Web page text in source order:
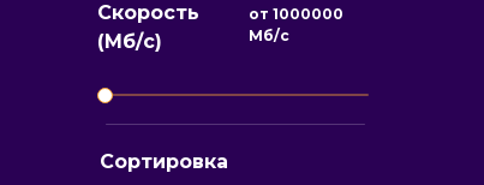
Скорость
(Мб/с)
от1000000
Мб/с
Сортировка